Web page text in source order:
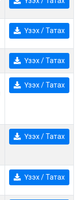
Үзэх / Татах
Үзэх / Татах
Үзэх / Татах
Үзэх / Татах
Үзэх / Татах